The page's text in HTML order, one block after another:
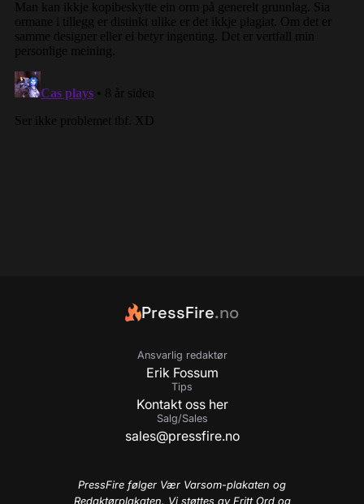
PressFire.no
Ansvarlig redaktør
Erik Fossum
Tips
Kontakt oss her
Salg/Sales
sales@pressfire.no
PressFire følger Vær Varsom-plakaten og
Redaktørplakaten. Vi støttes av Fritt Ord og